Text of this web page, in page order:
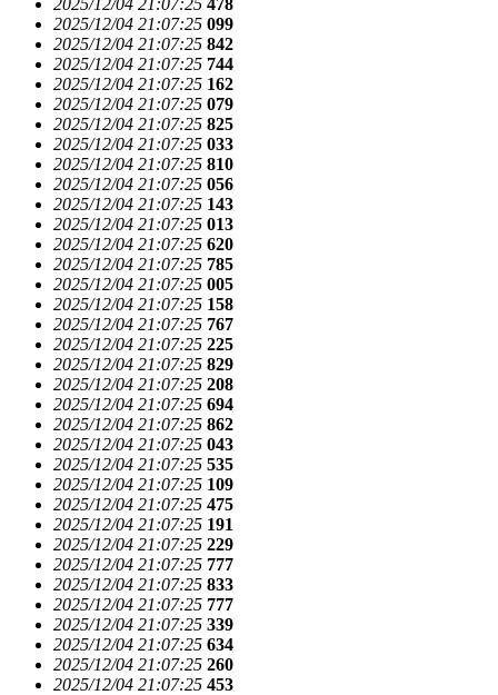
2025/12/04 21:07:25 478
2025/12/04 21:07:25 099
2025/12/04 21:07:25 842
2025/12/04 21:07:25 744
2025/12/04 21:07:25 162
2025/12/04 21:07:25 079
2025/12/04 21:07:25 825
2025/12/04 21:07:25 033
2025/12/04 21:07:25 810
2025/12/04 21:07:25 056
2025/12/04 21:07:25 143
2025/12/04 21:07:25 013
2025/12/04 21:07:25 620
2025/12/04 21:07:25 785
2025/12/04 21:07:25 005
2025/12/04 21:07:25 158
2025/12/04 21:07:25 767
2025/12/04 21:07:25 225
2025/12/04 21:07:25 829
2025/12/04 21:07:25 208
2025/12/04 21:07:25 694
2025/12/04 21:07:25 862
2025/12/04 21:07:25 043
2025/12/04 21:07:25 535
2025/12/04 21:07:25 109
2025/12/04 21:07:25 475
2025/12/04 21:07:25 191
2025/12/04 21:07:25 229
2025/12/04 21:07:25 777
2025/12/04 21:07:25 833
2025/12/04 21:07:25 777
2025/12/04 21:07:25 339
2025/12/04 21:07:25 634
2025/12/04 21:07:25 260
2025/12/04 21:07:25 453